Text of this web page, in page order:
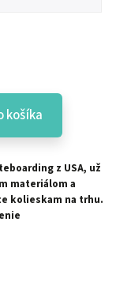
košíka
z USA, už
materiálom a
kolieskam na trhu.